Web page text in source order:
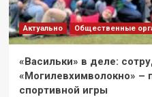
Актуально Общественные
«Васильки» в деле:
«Могилевхимволокно» –
спортивной игры